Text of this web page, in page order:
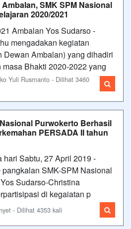
SMK SPM Nasional
2020/2021
Ambalan Yos Sudarso -
mengadakan kegiatan
Dewan Ambalan) yang dihadiri
Bhakti 2020-2022 yang
Yuli Rusmanto - Dilihat 3460
Purwokerto Berhasil
PERSADA II tahun
hari Sabtu, 27 April 2019 -
SMK-SPM Nasional
Sudarso-Christina
di kegaiatan p
- Dilihat 4353 kali